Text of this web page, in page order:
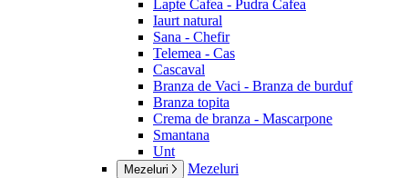
Lapte Cafea - Pudra Cafea
Iaurt natural
Sana - Chefir
Telemea - Cas
Cascaval
Branza de Vaci - Branza de burduf
Branza topita
Crema de branza - Mascarpone
Smantana
Unt
Mezeluri Mezeluri